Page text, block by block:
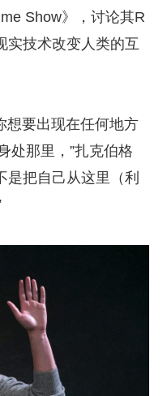
Show》，讨论其R
实技术改变人类的互
想要出现在任何地方
处那里，”扎克伯格
是把自己从这里（利